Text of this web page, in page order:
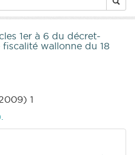
1er à 6 du décret-
wallonne du 18
1